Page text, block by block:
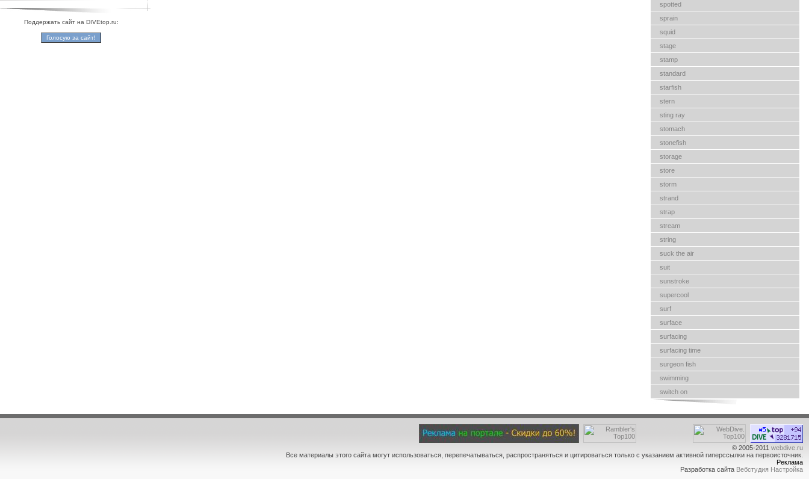
Поддержать сайт на DIVEtop.ru:
spotted
sprain
squid
stage
stamp
standard
starfish
stern
sting ray
stomach
stonefish
storage
store
storm
strand
strap
stream
string
suck the air
suit
sunstroke
supercool
surf
surface
surfacing
surfacing time
surgeon fish
swimming
switch on
© 2005-2011 webdive.ru
Все материалы этого сайта могут использоваться, перепечатываться, распространяться и цитироваться только с указанием активной гиперссылки на первоисточник.
Реклама
Разработка сайта Вебстудия Настройка